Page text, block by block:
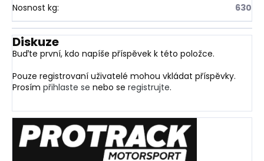
Nosnost kg: 630
Diskuze
Buďte první, kdo napíše příspěvek k této položce.
Pouze registrovaní uživatelé mohou vkládat příspěvky.
Prosím přihlaste se nebo se registrujte.